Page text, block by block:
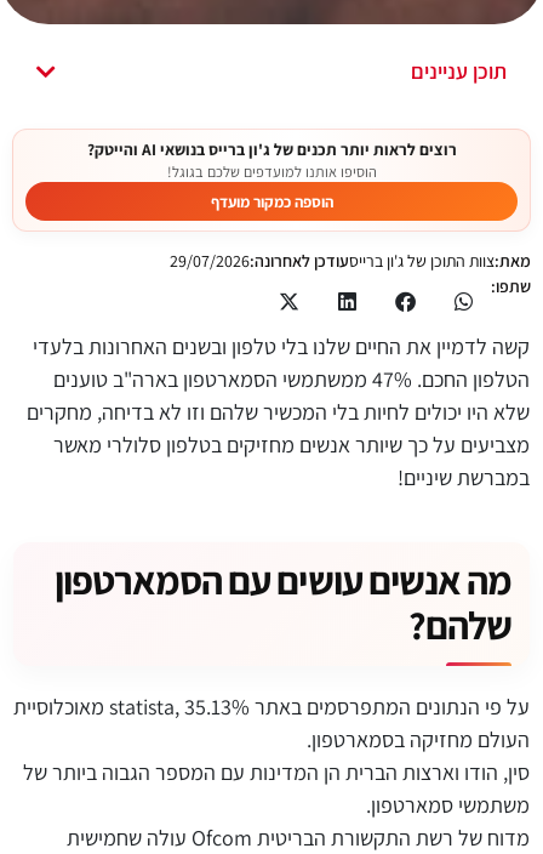
תוכן עניינים
רוצים לראות יותר תכנים של ג'ון ברייס בנושאי AI והייטק?
הוסיפו אותנו למועדפים שלכם בגוגל!
הוספה כמקור מועדף
מאת:צוות התוכן של ג'ון ברייסעודכן לאחרונה:29/07/2026
שתפו:
קשה לדמיין את החיים שלנו בלי טלפון ובשנים האחרונות בלעדי
הטלפון החכם. 47% ממשתמשי הסמארטפון בארה"ב טוענים
שלא היו יכולים לחיות בלי המכשיר שלהם וזו לא בדיחה, מחקרים
מצביעים על כך שיותר אנשים מחזיקים בטלפון סלולרי מאשר
במברשת שיניים!
מה אנשים עושים עם הסמארטפון
שלהם?
על פי הנתונים המתפרסמים באתר statista, 35.13% מאוכלוסיית
העולם מחזיקה בסמארטפון.
סין, הודו וארצות הברית הן המדינות עם המספר הגבוה ביותר של
משתמשי סמארטפון.
מדוח של רשת התקשורת הבריטית Ofcom עולה שחמישית